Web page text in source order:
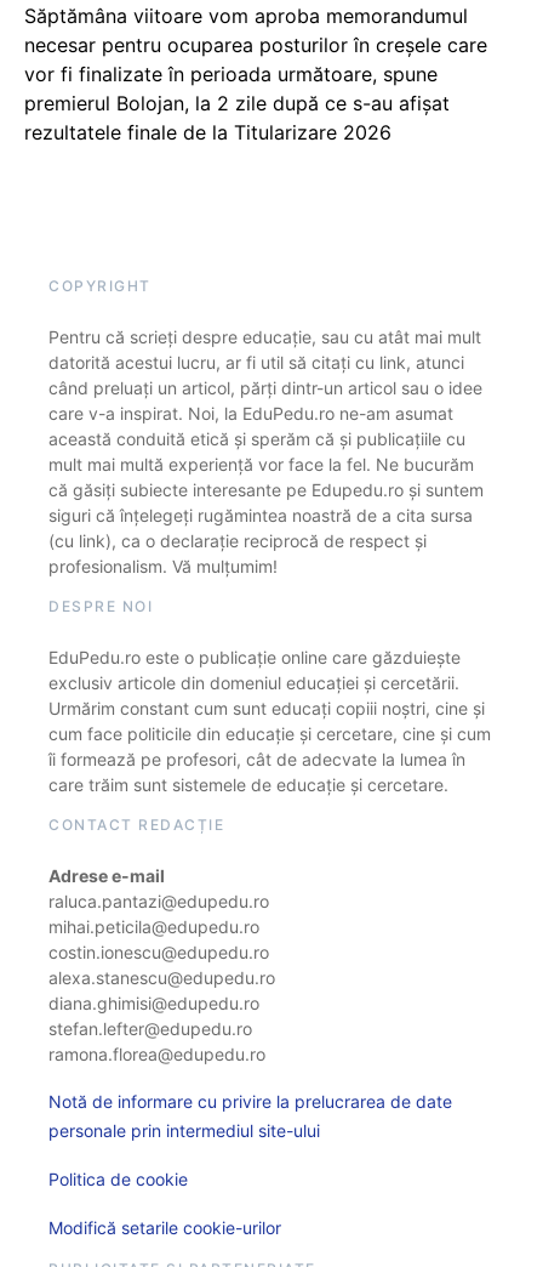
Săptămâna viitoare vom aproba memorandumul
necesar pentru ocuparea posturilor în creșele care
vor fi finalizate în perioada următoare, spune
premierul Bolojan, la 2 zile după ce s-au afișat
rezultatele finale de la Titularizare 2026
COPYRIGHT
Pentru că scrieți despre educație, sau cu atât mai mult
datorită acestui lucru, ar fi util să citați cu link, atunci
când preluați un articol, părți dintr-un articol sau o idee
care v-a inspirat. Noi, la EduPedu.ro ne-am asumat
această conduită etică și sperăm că și publicațiile cu
mult mai multă experiență vor face la fel. Ne bucurăm
că găsiți subiecte interesante pe Edupedu.ro și suntem
siguri că înțelegeți rugămintea noastră de a cita sursa
(cu link), ca o declarație reciprocă de respect și
profesionalism. Vă mulțumim!
DESPRE NOI
EduPedu.ro este o publicație online care găzduiește
exclusiv articole din domeniul educației și cercetării.
Urmărim constant cum sunt educați copiii noștri, cine și
cum face politicile din educație și cercetare, cine și cum
îi formează pe profesori, cât de adecvate la lumea în
care trăim sunt sistemele de educație și cercetare.
CONTACT REDACȚIE
Adrese e-mail
raluca.pantazi@edupedu.ro
mihai.peticila@edupedu.ro
costin.ionescu@edupedu.ro
alexa.stanescu@edupedu.ro
diana.ghimisi@edupedu.ro
stefan.lefter@edupedu.ro
ramona.florea@edupedu.ro
Notă de informare cu privire la prelucrarea de date
personale prin intermediul site-ului
Politica de cookie
Modifică setarile cookie-urilor